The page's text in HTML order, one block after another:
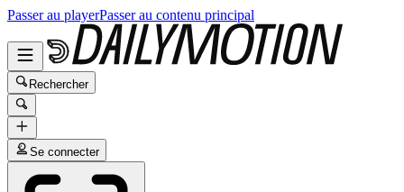
Passer au playerPasser au contenu principal
Rechercher
Se connecter